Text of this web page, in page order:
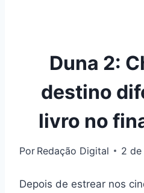
Duna 2:
destino
livro no
Por Redação Digital 2
Depois de estrear nos